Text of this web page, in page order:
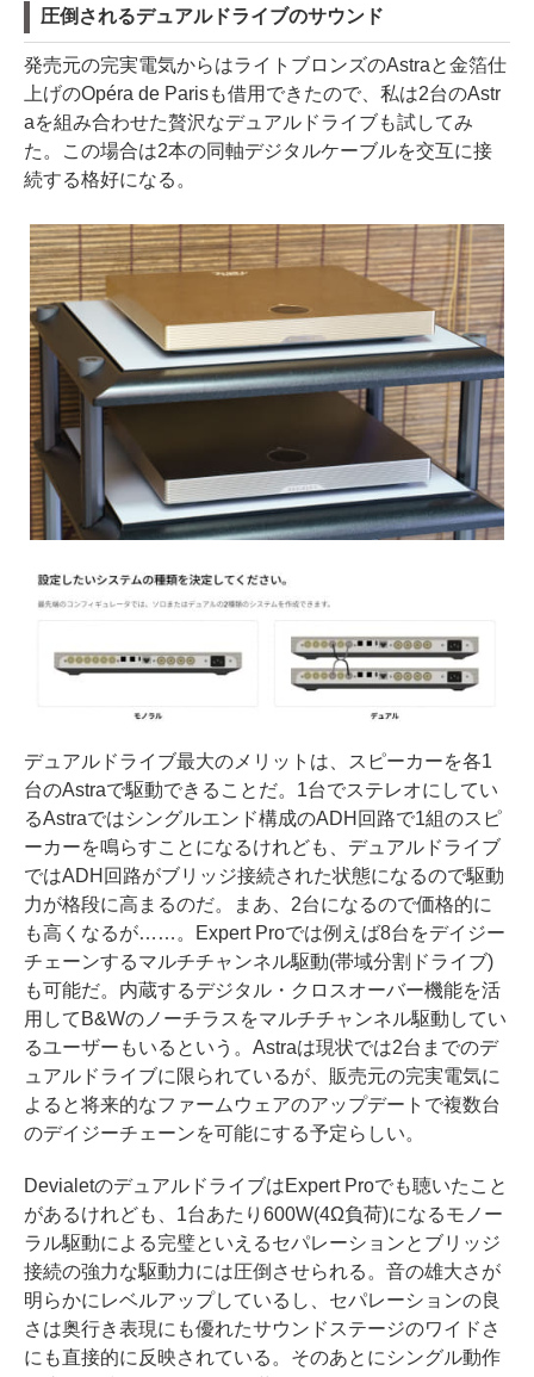
圧倒されるデュアルドライブのサウンド
発売元の完実電気からはライトブロンズのAstraと金箔仕
上げのOpéra de Parisも借用できたので、私は2台のAstr
aを組み合わせた贅沢なデュアルドライブも試してみ
た。この場合は2本の同軸デジタルケーブルを交互に接
続する格好になる。
デュアルドライブ最大のメリットは、スピーカーを各1
台のAstraで駆動できることだ。1台でステレオにしてい
るAstraではシングルエンド構成のADH回路で1組のスピ
ーカーを鳴らすことになるけれども、デュアルドライブ
ではADH回路がブリッジ接続された状態になるので駆動
力が格段に高まるのだ。まあ、2台になるので価格的に
も高くなるが……。Expert Proでは例えば8台をデイジー
チェーンするマルチチャンネル駆動(帯域分割ドライブ)
も可能だ。内蔵するデジタル・クロスオーバー機能を活
用してB&Wのノーチラスをマルチチャンネル駆動してい
るユーザーもいるという。Astraは現状では2台までのデ
ュアルドライブに限られているが、販売元の完実電気に
よると将来的なファームウェアのアップデートで複数台
のデイジーチェーンを可能にする予定らしい。
DevialetのデュアルドライブはExpert Proでも聴いたこと
があるけれども、1台あたり600W(4Ω負荷)になるモノー
ラル駆動による完璧といえるセパレーションとブリッジ
接続の強力な駆動力には圧倒させられる。音の雄大さが
明らかにレベルアップしているし、セパレーションの良
さは奥行き表現にも優れたサウンドステージのワイドさ
にも直接的に反映されている。そのあとにシングル動作